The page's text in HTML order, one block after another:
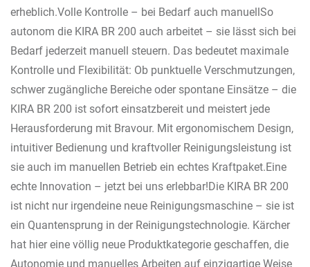
erheblich.Volle Kontrolle – bei Bedarf auch manuellSo
autonom die KIRA BR 200 auch arbeitet – sie lässt sich bei
Bedarf jederzeit manuell steuern. Das bedeutet maximale
Kontrolle und Flexibilität: Ob punktuelle Verschmutzungen,
schwer zugängliche Bereiche oder spontane Einsätze – die
KIRA BR 200 ist sofort einsatzbereit und meistert jede
Herausforderung mit Bravour. Mit ergonomischem Design,
intuitiver Bedienung und kraftvoller Reinigungsleistung ist
sie auch im manuellen Betrieb ein echtes Kraftpaket.Eine
echte Innovation – jetzt bei uns erlebbar!Die KIRA BR 200
ist nicht nur irgendeine neue Reinigungsmaschine – sie ist
ein Quantensprung in der Reinigungstechnologie. Kärcher
hat hier eine völlig neue Produktkategorie geschaffen, die
Autonomie und manuelles Arbeiten auf einzigartige Weise